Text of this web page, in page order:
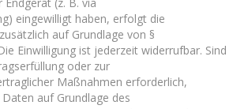
eingewilligt haben, erfolgt die
auf Grundlage von §
Einwilligung ist jederzeit widerrufbar. Sind
oder zur
Maßnahmen erforderlich,
auf Grundlage des